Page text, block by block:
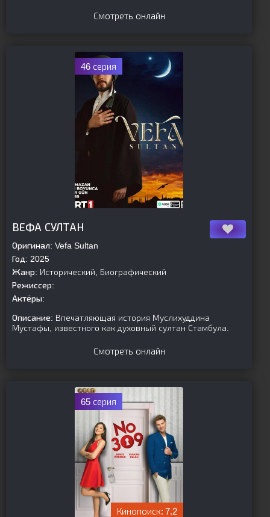
Смотреть онлайн
46 серия
ВЕФА СУЛТАН
Оригинал: Vefa Sultan
Год: 2025
Жанр: Исторический, Биографический
Режиссер:
Актёры:
Описание: Впечатляющая история Муслихуддина
Мустафы, известного как духовный султан Стамбула.
Смотреть онлайн
65 серия
7.2